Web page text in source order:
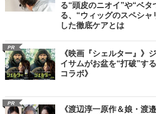
る“頭皮のニオイ”や“ベタ
る、“ウィッグのスペシャ
した徹底ケアとは
PR
《映画『シェルター』》
イサムがお盆を“打破”す
コラボ》
PR
《渡辺淳一原作＆娘・渡